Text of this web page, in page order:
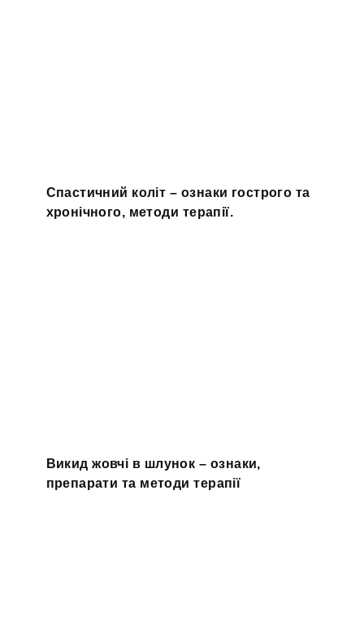
Спастичний коліт – ознаки гострого та
хронічного, методи терапії.
Викид жовчі в шлунок – ознаки,
препарати та методи терапії